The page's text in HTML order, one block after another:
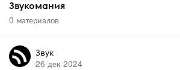
Звукомания
0 материалов
Звук
26 дек 2024